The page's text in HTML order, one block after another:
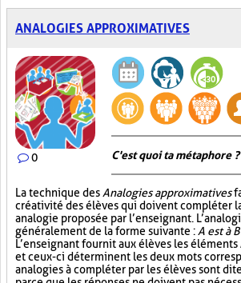
ANALOGIES APPROXIMATIVES
0 C'est quoi ta métaphore ?
La technique des Analogies approximatives
créativité des élèves qui doivent compléter
analogie proposée par l’enseignant.
généralement de la forme suivante : A est à
L’enseignant fournit aux élèves les éléments
et ceux-ci déterminent les deux mots
analogies à compléter par les élèves sont